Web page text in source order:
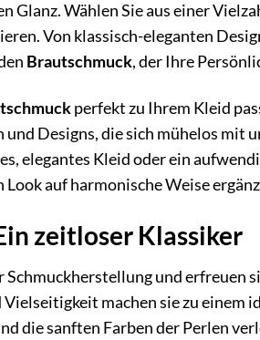
Wählen Sie aus einer
Von klassisch-eleganten
Brautschmuck, der Ihre
perfekt zu Ihrem Kleid
und Designs, die sich mühelos
elegantes Kleid oder ein
auf harmonische Weise
zeitloser Klassiker
und erfreuen
machen sie zu einem
die sanften Farben der Perlen